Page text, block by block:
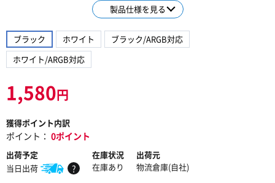
製品仕様を見る
ブラック ホワイト
ブラック/ARGB対応
ホワイト/ARGB対応
1,580円
獲得ポイント内訳
ポイント： 0ポイント
出荷予定
当日出荷
?
在庫状況
在庫あり
出荷元
物流倉庫(自社)